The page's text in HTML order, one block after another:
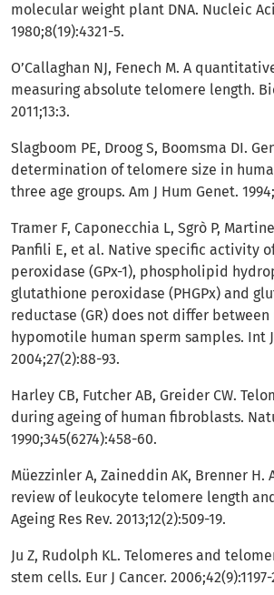
molecular weight plant DNA. Nucleic
1980;8(19):4321-5.
O’Callaghan NJ, Fenech M. A
measuring absolute telomere length.
2011;13:3.
Slagboom PE, Droog S, Boomsma DI.
determination of telomere size in
three age groups. Am J Hum Genet.
Tramer F, Caponecchia L, Sgrò P,
Panfili E, et al. Native specific activity
peroxidase (GPx-1), phospholipid
glutathione peroxidase (PHGPx) and
reductase (GR) does not differ between
hypomotile human sperm samples. Int
2004;27(2):88-93.
Harley CB, Futcher AB, Greider CW.
during ageing of human fibroblasts.
1990;345(6274):458-60.
Müezzinler A, Zaineddin AK, Brenner H.
review of leukocyte telomere length
Ageing Res Rev. 2013;12(2):509-19.
Ju Z, Rudolph KL. Telomeres and
stem cells. Eur J Cancer. 2006;42(9):1197-